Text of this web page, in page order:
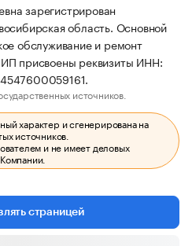
зарегистрирован
область. Основной
обслуживание и ремонт
присвоены реквизиты ИНН:
источников.
характер и сгенерирована на
источников.
и не имеет деловых
страницей